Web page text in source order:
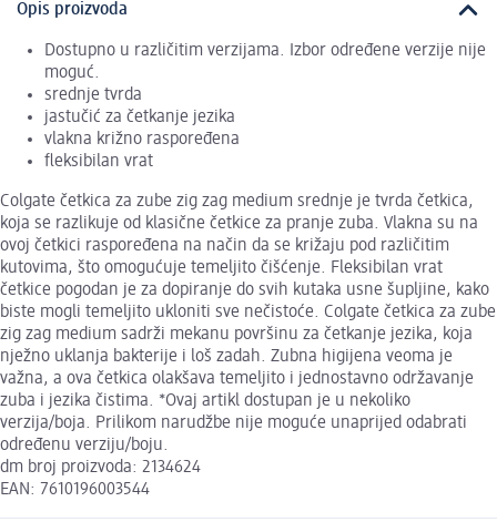
Opis proizvoda
Dostupno u različitim verzijama. Izbor određene verzije nije
moguć.
srednje tvrda
jastučić za četkanje jezika
vlakna križno raspoređena
fleksibilan vrat
Colgate četkica za zube zig zag medium srednje je tvrda četkica,
koja se razlikuje od klasične četkice za pranje zuba. Vlakna su na
ovoj četkici raspoređena na način da se križaju pod različitim
kutovima, što omogućuje temeljito čišćenje. Fleksibilan vrat
četkice pogodan je za dopiranje do svih kutaka usne šupljine, kako
biste mogli temeljito ukloniti sve nečistoće. Colgate četkica za zube
zig zag medium sadrži mekanu površinu za četkanje jezika, koja
nježno uklanja bakterije i loš zadah. Zubna higijena veoma je
važna, a ova četkica olakšava temeljito i jednostavno održavanje
zuba i jezika čistima. *Ovaj artikl dostupan je u nekoliko
verzija/boja. Prilikom narudžbe nije moguće unaprijed odabrati
određenu verziju/boju.
dm broj proizvoda: 2134624
EAN: 7610196003544